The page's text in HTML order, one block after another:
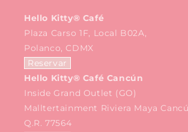
Hello Kitty® Café
Plaza Carso 1F, Local B02A,
Polanco, CDMX
Reservar
Hello Kitty® Café Cancún
Inside Grand Outlet (GO)
Malltertainment Riviera Maya
Q.R. 77564